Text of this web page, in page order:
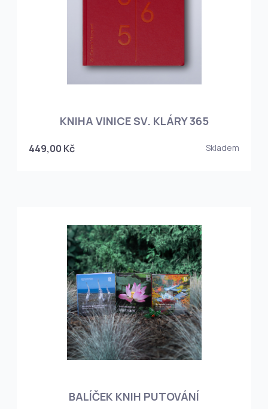
KNIHA VINICE SV. KLÁRY 365
449,00 Kč Skladem
BALÍČEK KNIH PUTOVÁNÍ